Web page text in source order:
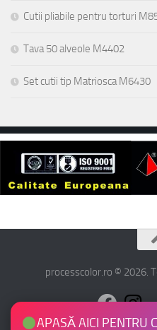
Cutii pliabile pentru torturi
Tava 50 alveole M4402
Set cutii tip Matriosca M6430
processcolor.ro © 2026.
APASĂ AICI PENTRU